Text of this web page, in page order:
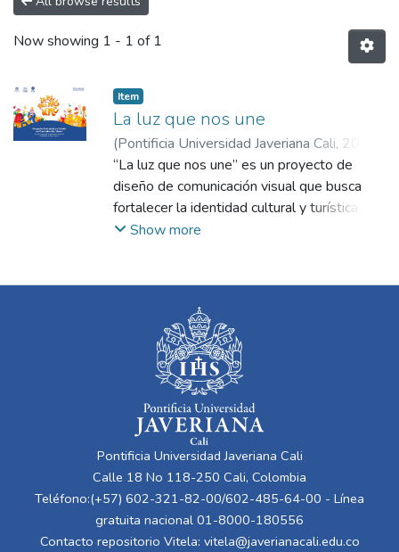
Now showing 1 - 1 of 1
Item
La luz que nos une
(Pontificia Universidad Javeriana Cali, 2024
Gamboa Castillo, Marlen Alejandra;
Arboleda Aparicio, Fernando
“La luz que nos une” es un proyecto de
diseño de comunicación visual que busca
fortalecer la identidad cultural y turística de
Candelaria, Valle del Cauca. Inspirado en las
patrimonio intangible. A través de un
sistema de diseño estratégico, talleres de
co-creación con jóvenes y aplicaciones
innovadoras, se construyó una marca que
conecta a los candelareños con su territorio
y los posiciona como embajadores de su
cultura. Este proyecto demuestra cómo el
diseño puede ser un agente transformador
al servicio del desarrollo sostenible y la
preservación de la memoria colectiva.
Show more
Pontificia Universidad Javeriana Cali
Calle 18 No 118-250 Cali, Colombia
Teléfono:(+57) 602-321-82-00/602-485-64-00 - Línea
gratuita nacional 01-8000-180556
Contacto repositorio Vitela: vitela@javerianacali.edu.co